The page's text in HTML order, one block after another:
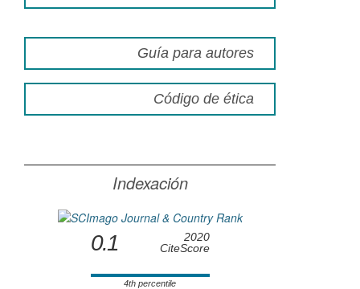
Guía para autores
Código de ética
Indexación
0.1
2020
CiteScore
4th percentile